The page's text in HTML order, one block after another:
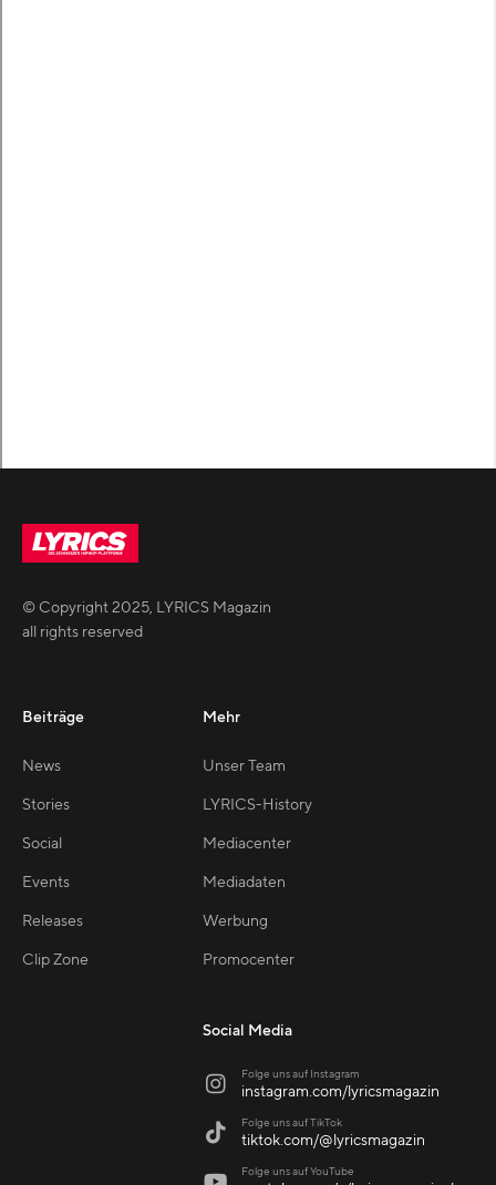
© Copyright2025, LYRICS Magazin
all rights reserved
Beiträge
News
Stories
Social
Events
Releases
Clip Zone
Mehr
Unser Team
LYRICS-History
Mediacenter
Mediadaten
Werbung
Promocenter
Social Media
 Folge uns auf Instagram
instagram.com/lyricsmagazin
 Folge uns auf TikTok
tiktok.com/@lyricsmagazin
Folge uns auf YouTube